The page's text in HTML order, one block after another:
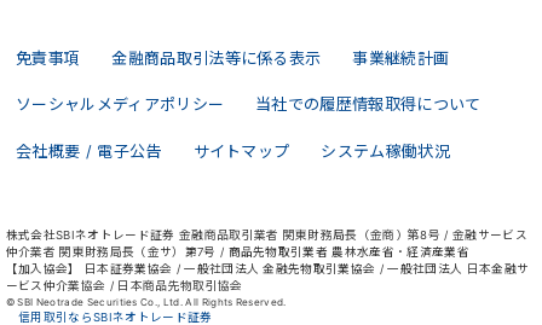
免責事項 金融商品取引法等に係る表示 事業継続計画
ソーシャルメディアポリシー 当社での履歴情報取得について
会社概要 / 電子公告 サイトマップ システム稼働状況
株式会社SBIネオトレード証券 金融商品取引業者 関東財務局長（金商）第8号 / 金融サービス
仲介業者 関東財務局長（金サ）第7号 / 商品先物取引業者 農林水産省・経済産業省
【加入協会】 日本証券業協会 / 一般社団法人 金融先物取引業協会 / 一般社団法人 日本金融サ
ービス仲介業協会 / 日本商品先物取引協会
© SBI Neotrade Securities Co., Ltd. All Rights Reserved.
信用取引ならSBIネオトレード証券